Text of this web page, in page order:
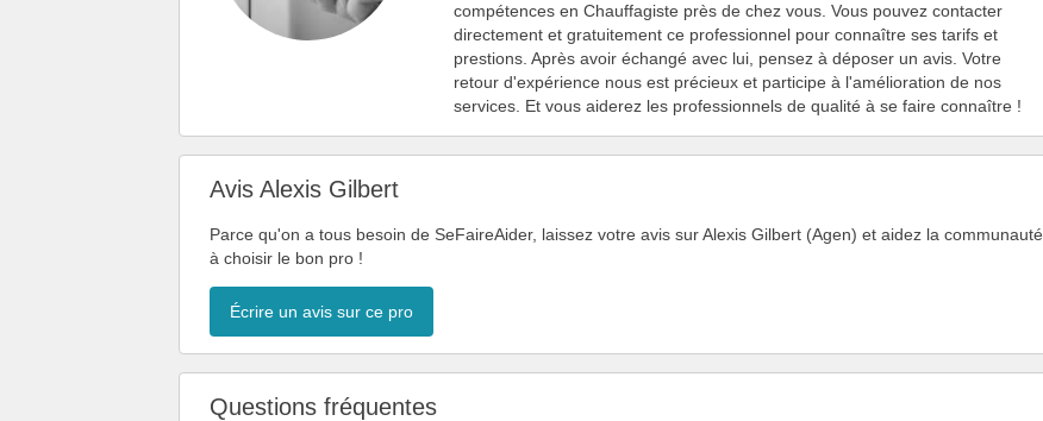
compétences en Chauffagiste près de chez vous. Vous pouvez contacter
directement et gratuitement ce professionnel pour connaître ses tarifs et
prestions. Après avoir échangé avec lui, pensez à déposer un avis. Votre
retour d'expérience nous est précieux et participe à l'amélioration de nos
services. Et vous aiderez les professionnels de qualité à se faire connaître !
Avis Alexis Gilbert
Parce qu'on a tous besoin de SeFaireAider, laissez votre avis sur Alexis Gilbert (Agen) et aidez la communauté
à choisir le bon pro !
Écrire un avis sur ce pro
Questions fréquentes